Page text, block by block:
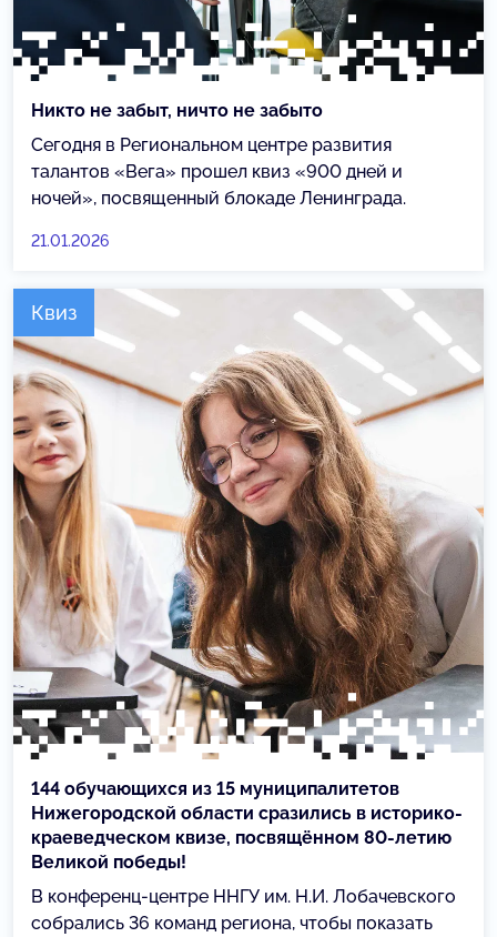
Никто не забыт, ничто не забыто
Сегодня в Региональном центре развития
талантов «Вега» прошел квиз «900 дней и
ночей», посвященный блокаде Ленинграда.
21.01.2026
Квиз
144 обучающихся из 15 муниципалитетов
Нижегородской области сразились в историко-
краеведческом квизе, посвящённом 80-летию
Великой победы!
В конференц-центре ННГУ им. Н.И. Лобачевского
собрались 36 команд региона, чтобы показать